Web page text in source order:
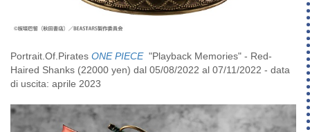
Portrait.Of.Pirates ONE PIECE "Playback Memories" - Red-
Haired Shanks (22000 yen) dal 05/08/2022 al 07/11/2022 - data
di uscita: aprile 2023